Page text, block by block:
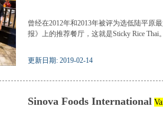
曾经在2012年和2013年被评为选低陆平原
报》上的推荐餐厅，这就是Sticky Rice Thai
更新日期: 2019-02-14
Sinova Foods International